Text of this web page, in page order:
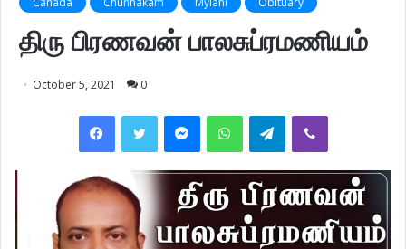
திரு பிரணவன் பாலசுப்ரமணியம்
October 5, 2021 0
FacebookTwitter MessengerWhatsAppTelegramViber